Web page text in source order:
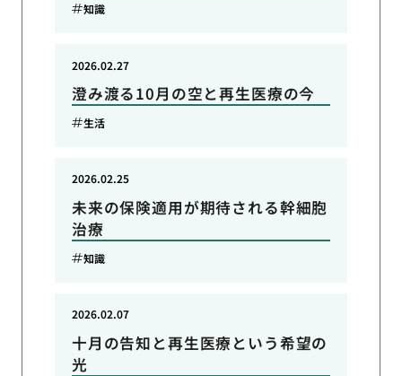
知識
澄み渡る10月の空と再生医療の今
2026.02.27
生活
未来の保険適用が期待される幹細胞
治療
2026.02.25
知識
十月の告知と再生医療という希望の
光
2026.02.07